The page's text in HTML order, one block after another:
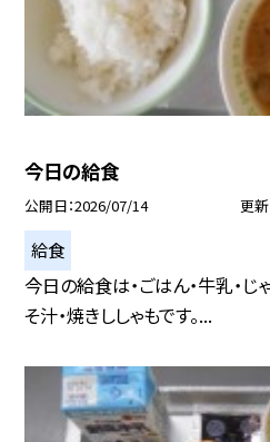
今日の給食
公開日 2026/07/14 更
給食
今日の給食は・ごはん・牛乳・
そ汁・焼きししゃもです。...